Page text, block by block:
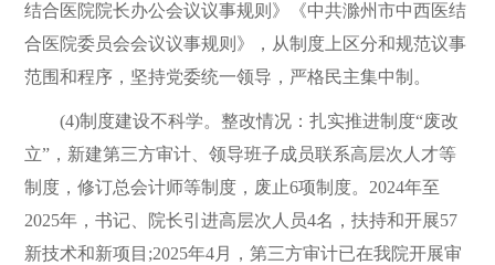
结合医院院长办公会议议事规则》《中共滁州市中西医结
合医院委员会会议议事规则》，从制度上区分和规范议事
范围和程序，坚持党委统一领导，严格民主集中制。
(4)制度建设不科学。整改情况：扎实推进制度“废改
立”，新建第三方审计、领导班子成员联系高层次人才等
制度，修订总会计师等制度，废止6项制度。2024年至
2025年，书记、院长引进高层次人员4名，扶持和开展57
新技术和新项目;2025年4月，第三方审计已在我院开展审